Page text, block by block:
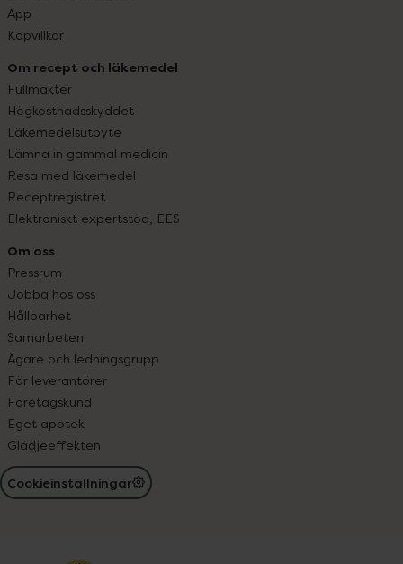
App
Köpvillkor
Om recept och läkemedel
Fullmakter
Högkostnadsskyddet
Läkemedelsutbyte
Lämna in gammal medicin
Resa med läkemedel
Receptregistret
Elektroniskt expertstöd, EES
Om oss
Pressrum
Jobba hos oss
Hållbarhet
Samarbeten
Ägare och ledningsgrupp
För leverantörer
Företagskund
Eget apotek
Glädjeeffekten
Cookieinställningar